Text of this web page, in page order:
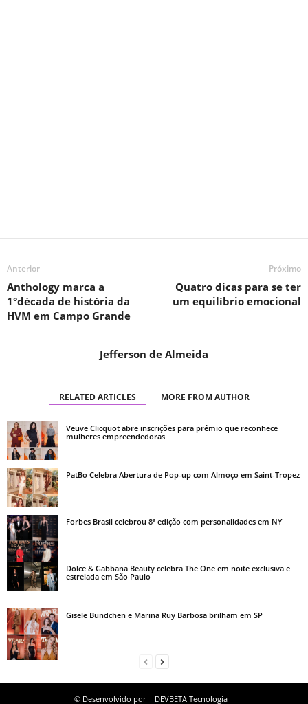
Anterior
Anthology marca a
1°década de história da
HVM em Campo Grande
Próximo
Quatro dicas para se ter
um equilíbrio emocional
Jefferson de Almeida
RELATED ARTICLES MORE FROM AUTHOR
Veuve Clicquot abre inscrições para prêmio que reconhece
mulheres empreendedoras
PatBo Celebra Abertura de Pop-up com Almoço em Saint-Tropez
Forbes Brasil celebrou 8ª edição com personalidades em NY
Dolce & Gabbana Beauty celebra The One em noite exclusiva e
estrelada em São Paulo
Gisele Bündchen e Marina Ruy Barbosa brilham em SP
© Desenvolvido por DEVBETA Tecnologia